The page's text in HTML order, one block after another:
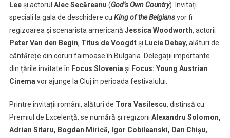
Leeși actorul Alec Secăreanu (God’s Own Country). Invitați
speciali la gala de deschidere cu King of the Belgiansvor fi
regizoarea și scenarista americană Jessica Woodworth, actorii
Peter Van den Begin, Titus de Voogdtși Lucie Debay, alături de
cântărețe din coruri faimoase în Bulgaria. Delegații importante
din țările invitate în Focus Slovenia și Focus: Young Austrian
Cinema vor ajunge la Cluj în perioada festivalului.
Printre invitații români, alături de Tora Vasilescu, distinsă cu
Premiul de Excelență, se numără și regizorii Alexandru Solomon,
Adrian Sitaru, Bogdan Mirică, Igor Cobileanski, Dan Chișu,